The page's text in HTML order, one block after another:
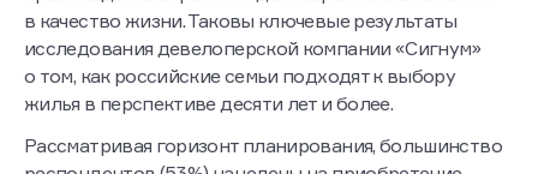
в качество жизни. Таковы ключевые результаты
исследования девелоперской компании «Сигнум»
о том, как российские семьи подходят к выбору
жилья в перспективе десяти лет и более.
Рассматривая горизонт планирования, большинство